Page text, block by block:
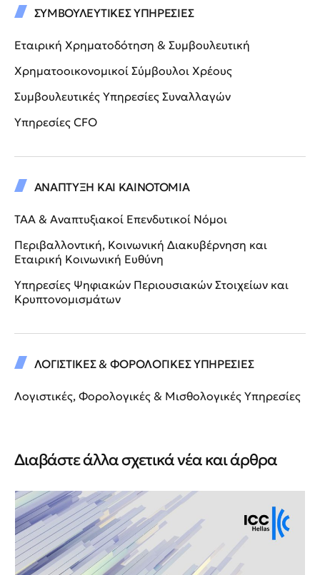
ΣΥΜΒΟΥΛΕΥΤΙΚΕΣ ΥΠΗΡΕΣΙΕΣ
Εταιρική Χρηματοδότηση & Συμβουλευτική
Χρηματοοικονομικοί Σύμβουλοι Χρέους
Συμβουλευτικές Υπηρεσίες Συναλλαγών
Υπηρεσίες CFO
ΑΝΑΠΤΥΞΗ ΚΑΙ ΚΑΙΝΟΤΟΜΙΑ
ΤΑΑ & Αναπτυξιακοί Επενδυτικοί Νόμοι
Περιβαλλοντική, Κοινωνική Διακυβέρνηση και
Εταιρική Κοινωνική Ευθύνη
Υπηρεσίες Ψηφιακών Περιουσιακών Στοιχείων και
Κρυπτονομισμάτων
ΛΟΓΙΣΤΙΚΕΣ & ΦΟΡΟΛΟΓΙΚΕΣ ΥΠΗΡΕΣΙΕΣ
Λογιστικές, Φορολογικές & Μισθολογικές Υπηρεσίες
Διαβάστε άλλα σχετικά νέα και άρθρα